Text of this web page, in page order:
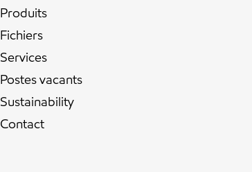
Produits
Fichiers
Services
Postes vacants
Sustainability
Contact